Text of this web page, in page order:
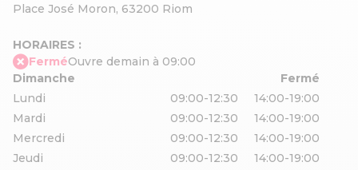
Place José Moron, 63200 Riom
HORAIRES :
FerméOuvre demain à 09:00
Dimanche
Fermé
Lundi
09:00-12:30
14:00-19:00
Mardi
09:00-12:30
14:00-19:00
Mercredi
09:00-12:30
14:00-19:00
Jeudi
09:00-12:30
14:00-19:00